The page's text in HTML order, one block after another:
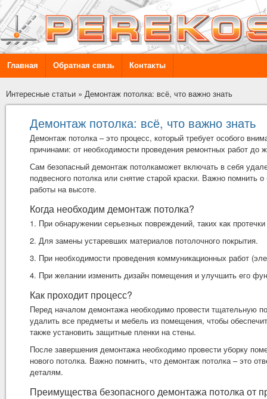
Главная Обратная связь Контакты
Интересные статьи » Демонтаж потолка: всё, что важно знать
Демонтаж потолка: всё, что важно знать
Демонтаж потолка – это процесс, который требует особого
причинами: от необходимости проведения ремонтных работ до
Сам безопасный демонтаж потолкаможет включать в себя
подвесного потолка или снятие старой краски. Важно помнить
работы на высоте.
Когда необходим демонтаж потолка?
1. При обнаружении серьезных повреждений, таких как
2. Для замены устаревших материалов потолочного покрытия.
3. При необходимости проведения коммуникационных работ
4. При желании изменить дизайн помещения и улучшить его
Как проходит процесс?
Перед началом демонтажа необходимо провести тщательную
удалить все предметы и мебель из помещения, чтобы
также установить защитные пленки на стены.
После завершения демонтажа необходимо провести уборку
нового потолка. Важно помнить, что демонтаж потолка – это
деталям.
Преимущества безопасного демонтажа потолка от